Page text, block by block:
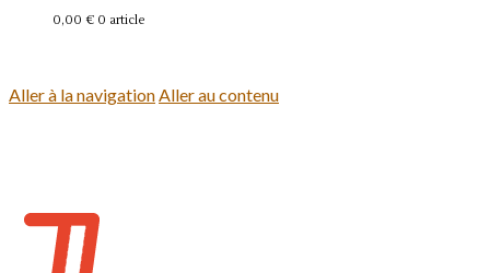
0,00 € 0 article
Aller à la navigationAller au contenu